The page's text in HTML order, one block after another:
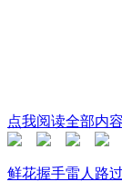
点我阅读全部内容
鲜花握手雷人 路过